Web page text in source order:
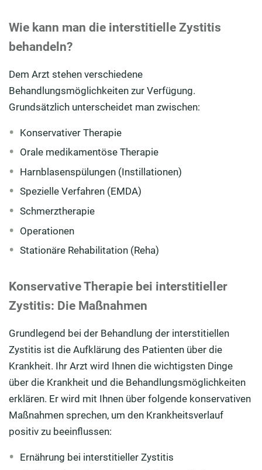
Wie kann man die interstitielle Zystitis
behandeln?
Dem Arzt stehen verschiedene
Behandlungsmöglichkeiten zur Verfügung.
Grundsätzlich unterscheidet man zwischen:
Konservativer Therapie
Orale medikamentöse Therapie
Harnblasenspülungen (Instillationen)
Spezielle Verfahren (EMDA)
Schmerztherapie
Operationen
Stationäre Rehabilitation (Reha)
Konservative Therapie bei interstitieller
Zystitis: Die Maßnahmen
Grundlegend bei der Behandlung der interstitiellen
Zystitis ist die Aufklärung des Patienten über die
Krankheit. Ihr Arzt wird Ihnen die wichtigsten Dinge
über die Krankheit und die Behandlungsmöglichkeiten
erklären. Er wird mit Ihnen über folgende konservativen
Maßnahmen sprechen, um den Krankheitsverlauf
positiv zu beeinflussen:
Ernährung bei interstitieller Zystitis